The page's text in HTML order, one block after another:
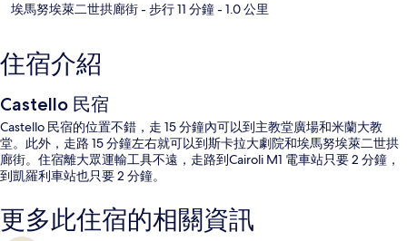
埃馬努埃萊二世拱廊街- 步行 11 分鐘- 1.0 公里
住宿介紹
Castello 民宿
Castello 民宿的位置不錯，走 15 分鐘內可以到主教堂廣場和米蘭大教
堂。此外，走路 15 分鐘左右就可以到斯卡拉大劇院和埃馬努埃萊二世拱
廊街。住宿離大眾運輸工具不遠，走路到Cairoli M1 電車站只要 2 分鐘，
到凱羅利車站也只要 2 分鐘。
更多此住宿的相關資訊